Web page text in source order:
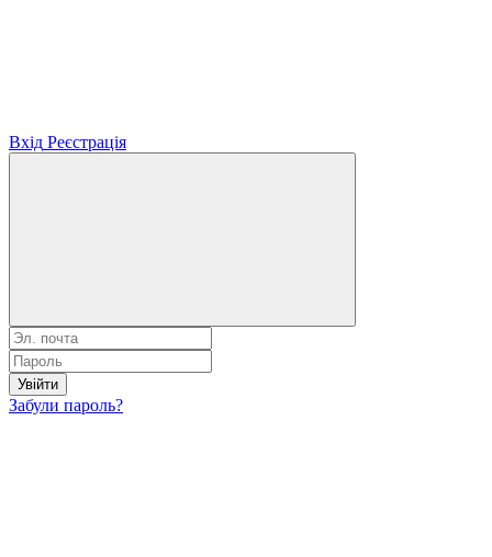
Вхід Реєстрація
Увійти
Забули пароль?